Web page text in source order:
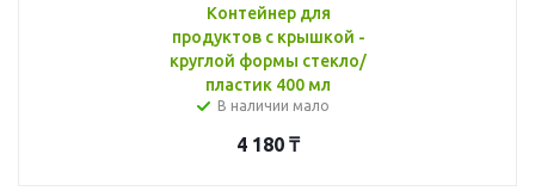
Контейнер для
продуктов с крышкой -
круглой формы стекло/
пластик 400 мл
В наличии мало
4 180 ₸